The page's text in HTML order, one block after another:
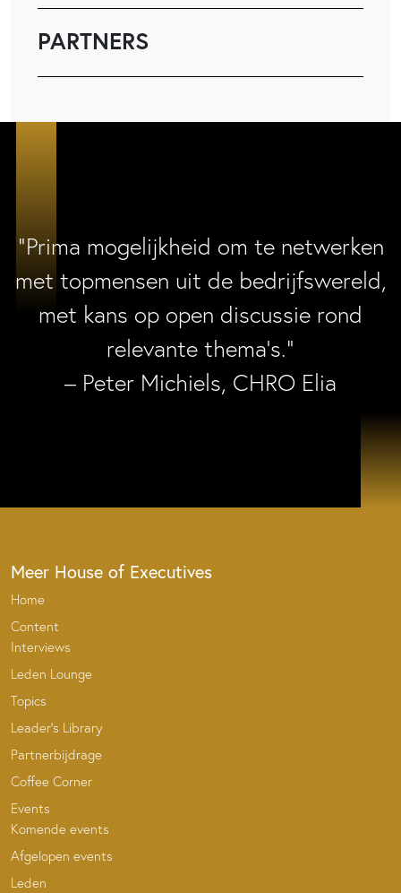
PARTNERS
“Prima mogelijkheid om te netwerken
met topmensen uit de bedrijfswereld,
met kans op open discussie rond
relevante thema’s.”
– Peter Michiels, CHRO Elia
Meer House of Executives
Home
Content
Interviews
Leden Lounge
Topics
Leader’s Library
Partnerbijdrage
Coffee Corner
Events
Komende events
Afgelopen events
Leden